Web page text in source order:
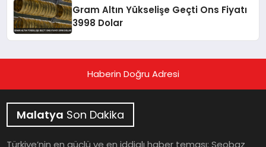
Gram Altın Yükselişe Geçti Ons Fiyatı
3998 Dolar
Haberin Doğru Adresi
Malatya Son Dakika
Türkiye’nin en güçlü ve en iddialı haber teması: Seobaz